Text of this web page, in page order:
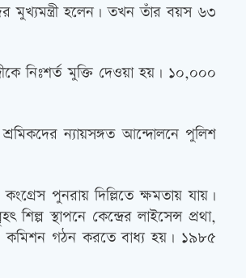
মুখ্যমন্ত্রী হলেন। তখন তাঁর বয়স ৬৩
নিঃশর্ত মুক্তি দেওয়া হয়। ১০,০০০
ন্যায়সঙ্গত আন্দোলনে পুলিশ
পুনরায় ‍দিল্লিতে ক্ষমতায় যায়।
স্থাপনে কেন্দ্রের লাইসেন্স প্রথা,
কমিশন গঠন করতে বাধ্য হয়। ১৯৮৫